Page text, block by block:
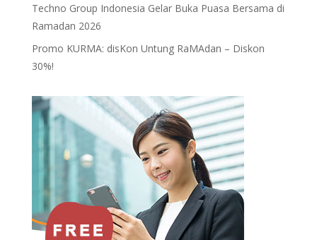
Techno Group Indonesia Gelar Buka Puasa Bersama di
Ramadan 2026
Promo KURMA: disKon Untung RaMAdan – Diskon
30%!